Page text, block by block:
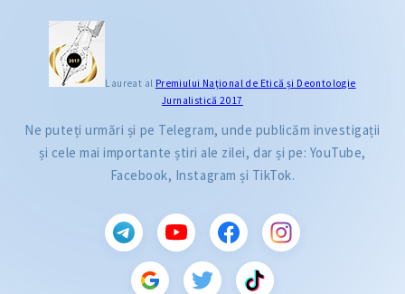
Laureat al Premiului Naţional de Etică și Deontologie
Jurnalistică 2017
Ne puteți urmări și pe Telegram, unde publicăm investigații
și cele mai importante știri ale zilei, dar și pe: YouTube,
Facebook, Instagram și TikTok.